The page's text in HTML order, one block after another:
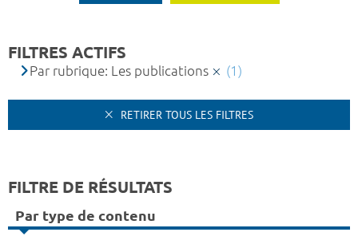
FILTRES ACTIFS
Par rubrique: Les publications (1)
RETIRER TOUS LES FILTRES
FILTRE DE RÉSULTATS
Par type de contenu